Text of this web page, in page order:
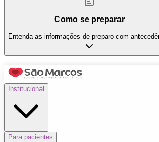
Como se preparar
Entenda as informações de preparo com
Institucional
Para pacientes